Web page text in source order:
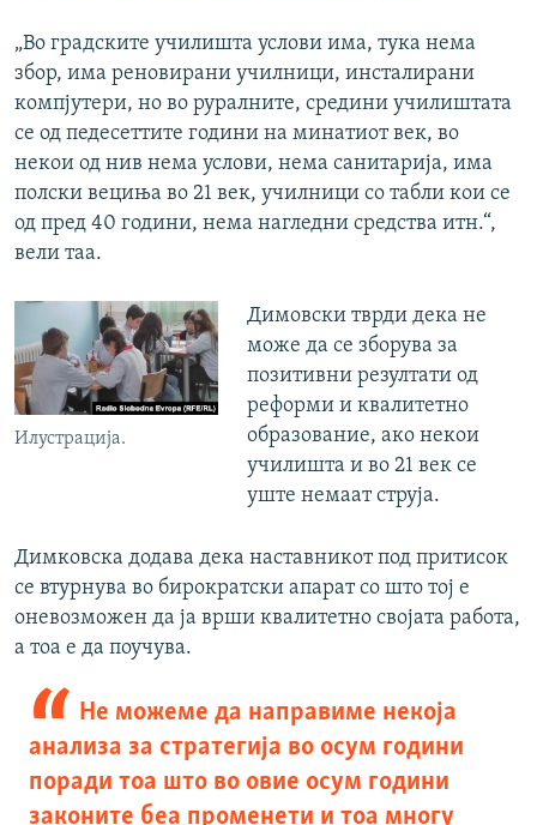
„Во градските училишта услови има, тука нема
збор, има реновирани училници, инсталирани
компјутери, но во руралните, средини училиштата
се од педесеттите години на минатиот век, во
некои од нив нема услови, нема санитарија, има
полски вециња во 21 век, училници со табли кои се
од пред 40 години, нема нагледни средства итн.“,
вели таа.
Илустрација.
Димовски тврди дека не
може да се зборува за
позитивни резултати од
реформи и квалитетно
образование, ако некои
училишта и во 21 век се
уште немаат струја.
Димковска додава дека наставникот под притисок
се втурнува во бирократски апарат со што тој е
оневозможен да ја врши квалитетно својата работа,
а тоа е да поучува.
Не можеме да направиме некоја
анализа за стратегија во осум години
поради тоа што во овие осум години
законите беа променети и тоа многу